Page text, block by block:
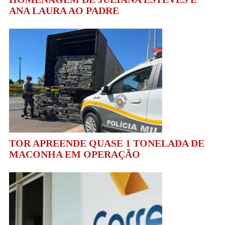
ANA LAURA AO PADRE
TOR APREENDE QUASE 1 TONELADA DE
MACONHA EM OPERAÇÃO